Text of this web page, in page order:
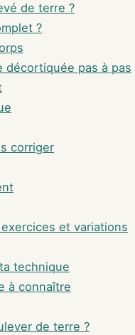
de terre ?
?
décortiquée pas à pas
corriger
et variations
technique
à connaître
de terre ?